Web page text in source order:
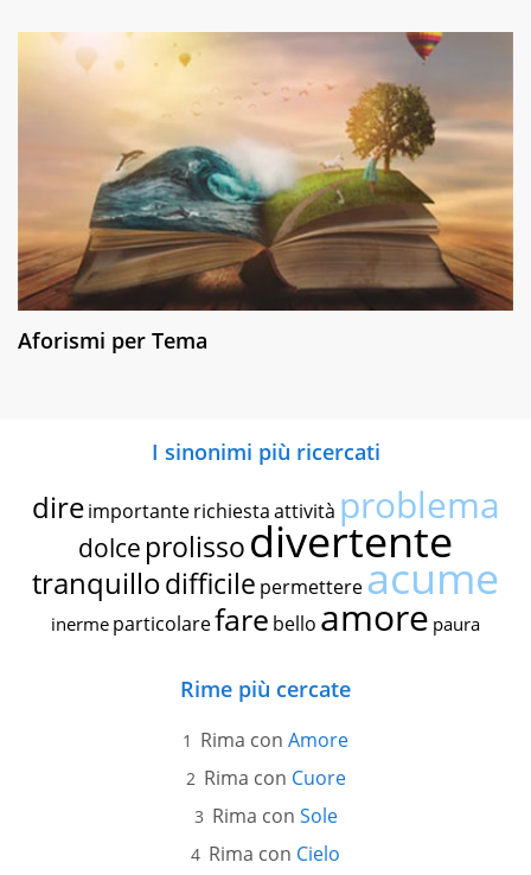
Aforismi per Tema
I sinonimi più ricercati
dire importante richiestaattività problema
dolce prolissodivertente
tranquillodifficile permettereacume
inerme particolarefare bello amore paura
Rime più cercate
Rima con Amore
Rima con Cuore
Rima con Sole
Rima con Cielo